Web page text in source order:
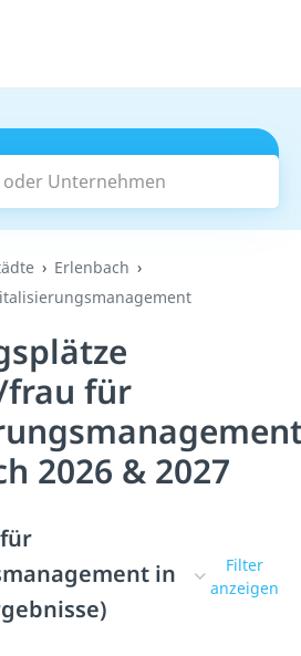
Unternehmen
Suchen
Erlenbach
frau für
2026 & 2027
in
Filter
anzeigen